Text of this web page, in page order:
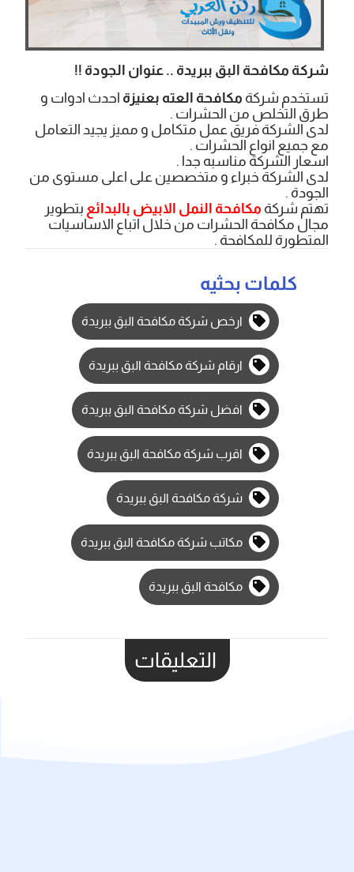
شركة مكافحة البق ببريدة .. عنوان الجودة !!
تستخدم شركة مكافحة العته بعنيزة احدث ادوات و
طرق التخلص من الحشرات .
لدى الشركة فريق عمل متكامل و مميز يجيد التعامل
مع جميع انواع الحشرات .
اسعار الشركة مناسبه جدا .
لدى الشركة خبراء و متخصصين على اعلى مستوى من
الجودة .
تهتم شركة مكافحة النمل الابيض بالبدائع بتطوير
مجال مكافحة الحشرات من خلال اتباع الاساسيات
المتطورة للمكافحة .
كلمات بحثيه
ارخص شركة مكافحة البق ببريدة
ارقام شركة مكافحة البق ببريدة
افضل شركة مكافحة البق ببريدة
اقرب شركة مكافحة البق ببريدة
شركة مكافحة البق ببريدة
مكاتب شركة مكافحة البق ببريدة
مكافحة البق ببريدة
التعليقات